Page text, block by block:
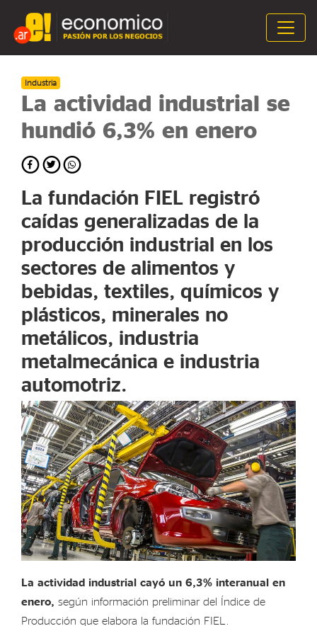
Industria
La actividad industrial se
hundió 6,3% en enero
La fundación FIEL registró
caídas generalizadas de la
producción industrial en los
sectores de alimentos y
bebidas, textiles, químicos y
plásticos, minerales no
metálicos, industria
metalmecánica e industria
automotriz.
La actividad industrial cayó un 6,3% interanual en
enero, según información preliminar del Índice de
Producción que elabora la fundación FIEL.